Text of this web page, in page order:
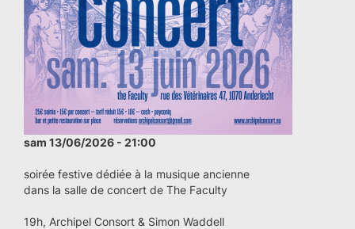
sam 13/06/2026 - 21:00
soirée festive dédiée à la musique ancienne
dans la salle de concert de The Faculty
19h, Archipel Consort & Simon Waddell